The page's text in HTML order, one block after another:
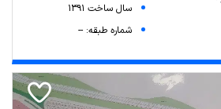
سال ساخت 1391
شماره طبقه: --